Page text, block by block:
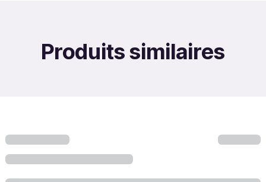
Produits similaires